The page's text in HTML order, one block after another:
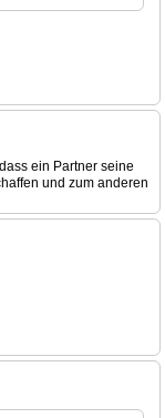
ein Partner seine
und zum anderen